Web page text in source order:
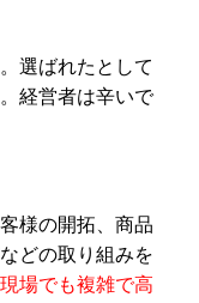
選ばれたとして
経営者は辛いで
様の開拓、商品
どの取り組みを
現場でも複雑で高